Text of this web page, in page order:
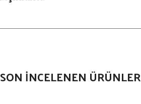
SON İNCELENEN ÜRÜNLER